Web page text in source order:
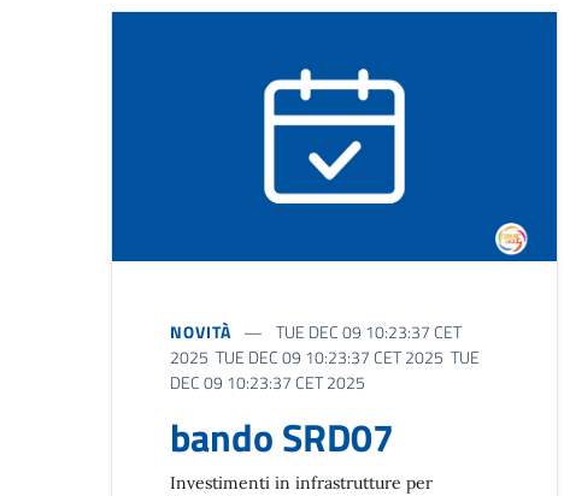
NOVITÀ
TUE DEC 09 10:23:37 CET
2025 TUE DEC 09 10:23:37 CET 2025 TUE
DEC 09 10:23:37 CET 2025
bando SRD07
Investimenti in infrastrutture per